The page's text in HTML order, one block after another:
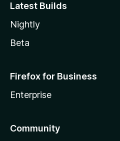
Latest Builds
Nightly
Beta
Firefox for Business
Enterprise
Community